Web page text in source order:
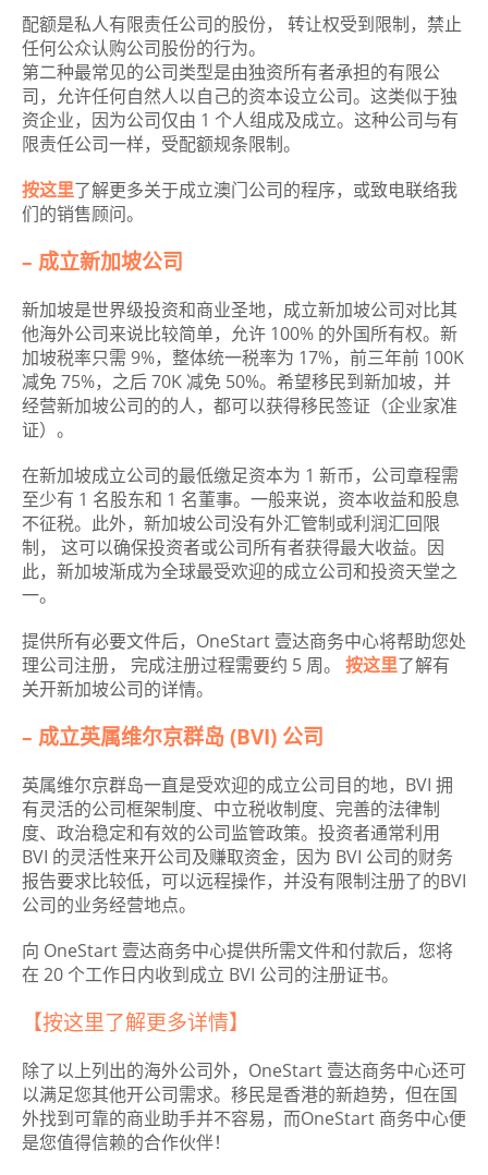
配额是私人有限责任公司的股份， 转让权受到限制，禁止
任何公众认购公司股份的行为。
第二种最常见的公司类型是由独资所有者承担的有限公
司，允许任何自然人以自己的资本设立公司。这类似于独
资企业，因为公司仅由 1 个人组成及成立。这种公司与有
限责任公司一样，受配额规条限制。
按这里了解更多关于成立澳门公司的程序，或致电联络我
们的销售顾问。
– 成立新加坡公司
新加坡是世界级投资和商业圣地，成立新加坡公司对比其
他海外公司来说比较简单，允许 100% 的外国所有权。新
加坡税率只需 9%，整体统一税率为 17%，前三年前 100K
减免 75%，之后 70K 减免 50%。希望移民到新加坡，并
经营新加坡公司的的人，都可以获得移民签证（企业家准
证）。
在新加坡成立公司的最低缴足资本为 1 新币，公司章程需
至少有 1 名股东和 1 名董事。一般来说，资本收益和股息
不征税。此外，新加坡公司没有外汇管制或利润汇回限
制， 这可以确保投资者或公司所有者获得最大收益。因
此，新加坡渐成为全球最受欢迎的成立公司和投资天堂之
一。
提供所有必要文件后，OneStart 壹达商务中心将帮助您处
理公司注册， 完成注册过程需要约 5 周。 按这里了解有
关开新加坡公司的详情。
– 成立英属维尔京群岛 (BVI) 公司
英属维尔京群岛一直是受欢迎的成立公司目的地，BVI 拥
有灵活的公司框架制度、中立税收制度、完善的法律制
度、政治稳定和有效的公司监管政策。投资者通常利用
BVI 的灵活性来开公司及赚取资金，因为 BVI 公司的财务
报告要求比较低，可以远程操作，并没有限制注册了的BVI
公司的业务经营地点。
向 OneStart 壹达商务中心提供所需文件和付款后，您将
在 20 个工作日内收到成立 BVI 公司的注册证书。
【按这里了解更多详情】
除了以上列出的海外公司外，OneStart 壹达商务中心还可
以满足您其他开公司需求。移民是香港的新趋势，但在国
外找到可靠的商业助手并不容易，而OneStart 商务中心便
是您值得信赖的合作伙伴！